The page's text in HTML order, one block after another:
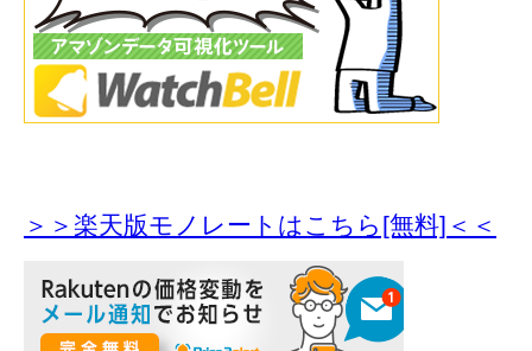
＞＞楽天版モノレートはこちら[無料]＜＜